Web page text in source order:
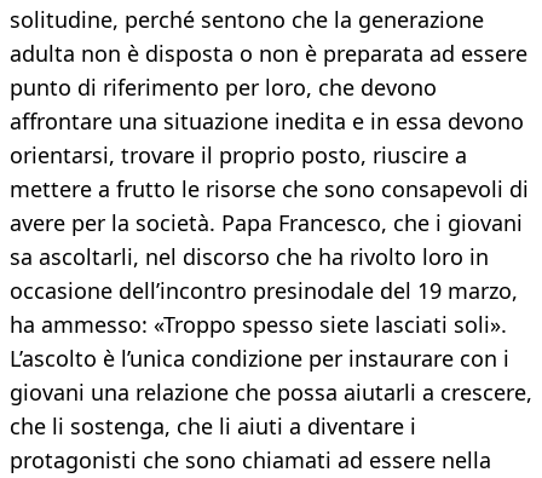
solitudine, perché sentono che la generazione
adulta non è disposta o non è preparata ad essere
punto di riferimento per loro, che devono
affrontare una situazione inedita e in essa devono
orientarsi, trovare il proprio posto, riuscire a
mettere a frutto le risorse che sono consapevoli di
avere per la società. Papa Francesco, che i giovani
sa ascoltarli, nel discorso che ha rivolto loro in
occasione dell’incontro presinodale del 19 marzo,
ha ammesso: «Troppo spesso siete lasciati soli».
L’ascolto è l’unica condizione per instaurare con i
giovani una relazione che possa aiutarli a crescere,
che li sostenga, che li aiuti a diventare i
protagonisti che sono chiamati ad essere nella